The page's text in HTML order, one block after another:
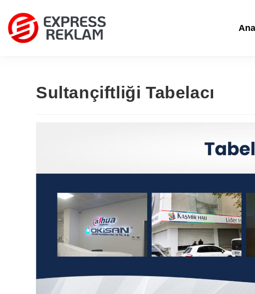
Sultançiftliği Tabelacı